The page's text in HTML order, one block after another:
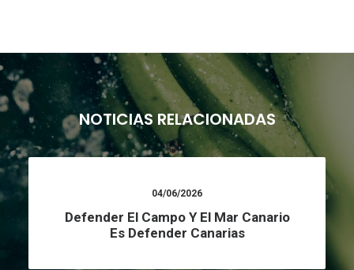
NOTICIAS RELACIONADAS
04/06/2026
Defender El Campo Y El Mar Canario
Es Defender Canarias